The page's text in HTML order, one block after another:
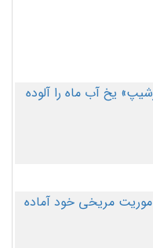
یخ آب ماه را آلوده
مریخی خود آماده